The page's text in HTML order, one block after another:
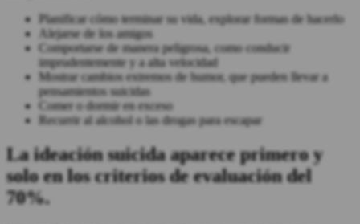
Planificar cómo terminar su vida, explorar formas de hacerlo
Alejarse de los amigos
Comportarse de manera peligrosa, como conducir
imprudentemente y a alta velocidad
Mostrar cambios extremos de humor, que pueden llevar a
pensamientos suicidas
Comer o dormir en exceso
Recurrir al alcohol o las drogas para escapar
La ideación suicida aparece primero y
solo en los criterios de evaluación del
70%.